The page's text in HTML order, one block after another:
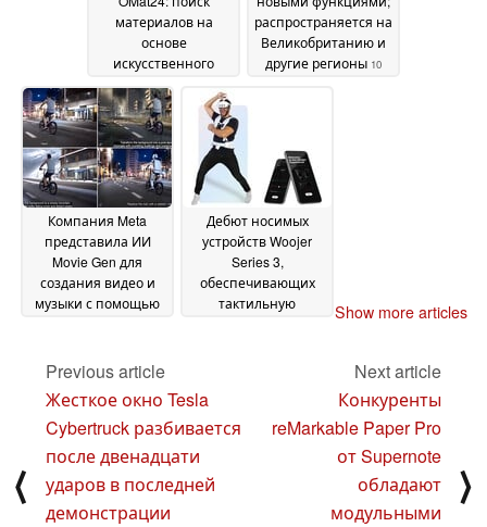
материалов на
основе
искусственного
интеллекта с
открытым исходным
кодом20 October 2024
распространяется на
Великобританию и
другие регионы 10
Компания Meta
представила ИИ
Movie Gen для
создания видео и
музыки с помощью
кинематографистам
деньги06 October 2024
Дебют носимых
устройств Woojer
Series 3,
обеспечивающих
тактильную
Show more articles
⟨
Previous article
Жесткое окно Tesla
Cybertruck разбивается
после двенадцати
ударов в последней
демонстрации
Next article
Конкуренты
reMarkable Paper Pro
от Supernote
обладают
модульными
⟩